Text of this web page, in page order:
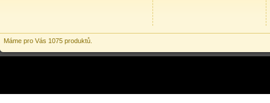
Máme pro Vás 1075 produktů.